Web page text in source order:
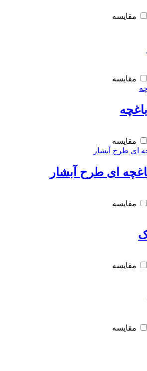
مقایسه
مقایسه
مقایسه
ای طرح آبشار
مقایسه
مقایسه
مقایسه